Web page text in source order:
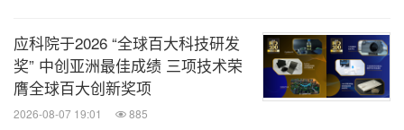
应科院于2026 “全球百大科技研发
奖” 中创亚洲最佳成绩 三项技术荣
膺全球百大创新奖项
2026-08-07 19:01 885